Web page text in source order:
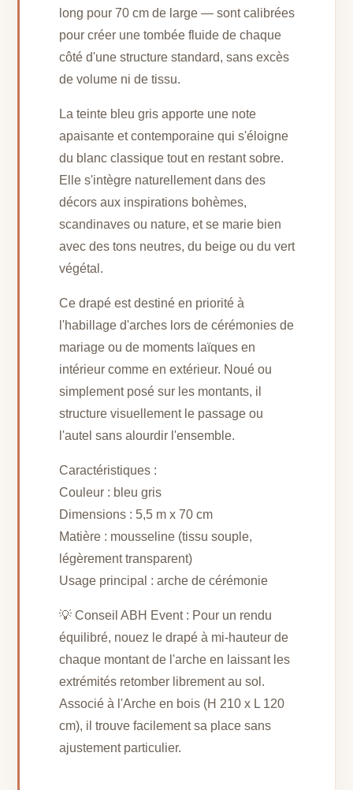
long pour 70 cm de large — sont calibrées
pour créer une tombée fluide de chaque
côté d'une structure standard, sans excès
de volume ni de tissu.
La teinte bleu gris apporte une note
apaisante et contemporaine qui s'éloigne
du blanc classique tout en restant sobre.
Elle s'intègre naturellement dans des
décors aux inspirations bohèmes,
scandinaves ou nature, et se marie bien
avec des tons neutres, du beige ou du vert
végétal.
Ce drapé est destiné en priorité à
l'habillage d'arches lors de cérémonies de
mariage ou de moments laïques en
intérieur comme en extérieur. Noué ou
simplement posé sur les montants, il
structure visuellement le passage ou
l'autel sans alourdir l'ensemble.
Caractéristiques :
Couleur : bleu gris
Dimensions : 5,5 m x 70 cm
Matière : mousseline (tissu souple,
légèrement transparent)
Usage principal : arche de cérémonie
💡 Conseil ABH Event : Pour un rendu
équilibré, nouez le drapé à mi-hauteur de
chaque montant de l'arche en laissant les
extrémités retomber librement au sol.
Associé à l'Arche en bois (H 210 x L 120
cm), il trouve facilement sa place sans
ajustement particulier.